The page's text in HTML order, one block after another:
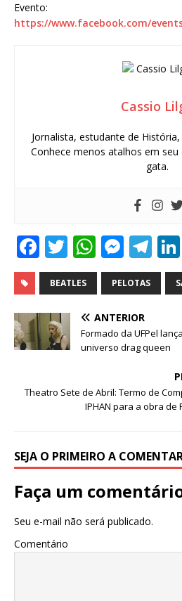
Evento:
https://www.facebook.com/
Cassio
Jornalista, estudante de
Conhece menos atalhos em
gata.
F
a
c
e
b
o
k
T
w
it
te
r
W
h
at
s
A
p
p
M
e
ss
e
n
g
r
T
el
e
ra
m
BEATLES PELOTAS
ANTERIOR
Formado da UFPel
universo drag queen
Theatro Sete de Abril: Termo de
IPHAN para a obra de
SEJA O PRIMEIRO A
Faça um
Seu e-mail não será publicado.
Comentário